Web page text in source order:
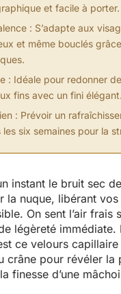
et facile à porter.
: S’adapte aux
et même bouclés
: Idéale pour redonner
fins avec un fini élégant.
: Prévoir un
les six semaines pour la
instant le bruit sec
la nuque, libérant vos
On sent l’air frais
légèreté
ce velours
crâne pour révéler la
finesse d’une